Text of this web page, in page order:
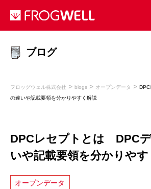
ブログ
フロッグウェル株式会社 > blogs > オープンデータ >
の違いや記載要領を分かりやすく解説
DPCレセプトとは DPC
いや記載要領を分かりや
オープンデータ